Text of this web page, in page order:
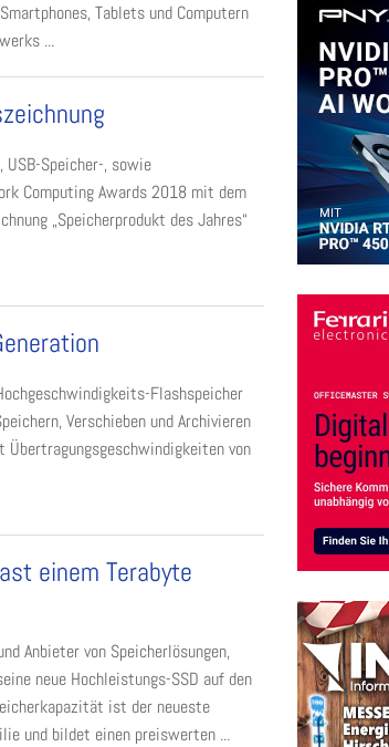
Tablets und Computern
...
USB-Speicher-, sowie
Computing Awards 2018 mit dem
„Speicherprodukt des Jahres“
Flashspeicher
Verschieben und Archivieren
Übertragungsgeschwindigkeiten von
einem Terabyte
Anbieter von Speicherlösungen,
neue Hochleistungs-SSD auf den
ist der neueste
und bildet einen preiswerten ...